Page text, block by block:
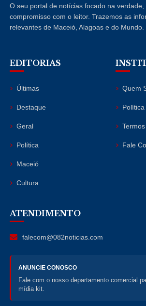
O seu portal de notícias focado na verdade,
compromisso com o leitor. Trazemos as
relevantes de Maceió, Alagoas e do Mundo.
EDITORIAS
Últimas
Destaque
Geral
Política
Maceió
Cultura
Quem
Fale
ATENDIMENTO
falecom@082noticias.com
ANUNCIE CONOSCO
Fale com o nosso departamento comercial
mídia kit.